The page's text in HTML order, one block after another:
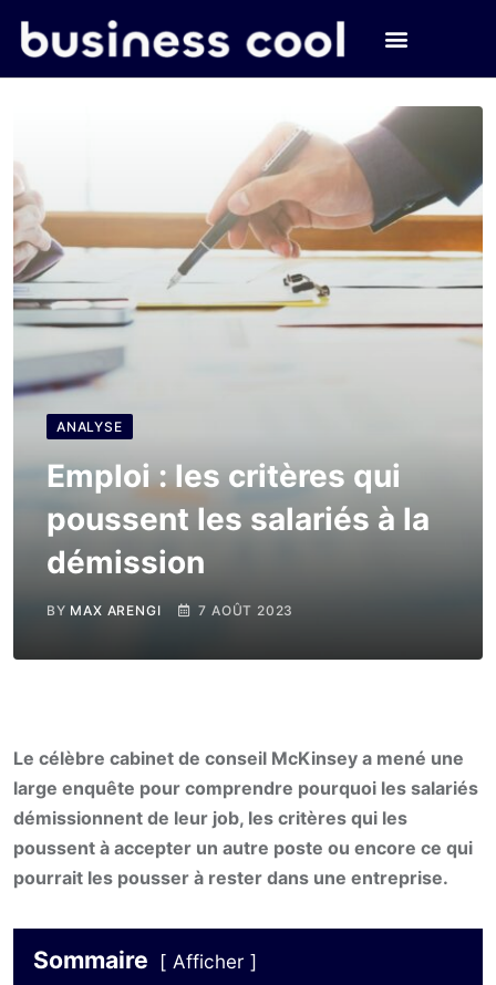
ANALYSE
Emploi : les critères qui
poussent les salariés à la
démission
BY MAX ARENGI 7 AOÛT 2023
Le célèbre cabinet de conseil McKinsey a mené une
large enquête pour comprendre pourquoi les salariés
démissionnent de leur job, les critères qui les
poussent à accepter un autre poste ou encore ce qui
pourrait les pousser à rester dans une entreprise.
Sommaire Afficher